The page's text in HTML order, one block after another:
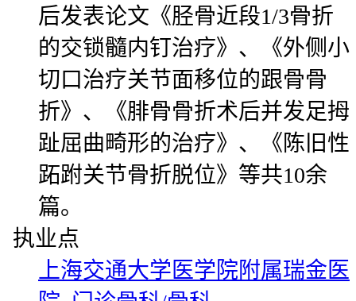
后发表论文《胫骨近段1/3骨折
的交锁髓内钉治疗》、《外侧小
切口治疗关节面移位的跟骨骨
折》、《腓骨骨折术后并发足拇
趾屈曲畸形的治疗》、《陈旧性
跖跗关节骨折脱位》等共10余
篇。
执业点
上海交通大学医学院附属瑞金医